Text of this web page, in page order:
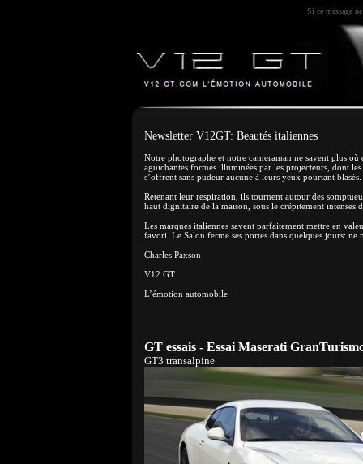
Si ce message
Newsletter V12GT: Beautés italiennes
Notre photographe et notre cameraman ne savent plus
aguichantes formes illuminées par les projecteurs, dont
s’offrent sans pudeur aucune à leurs yeux pourtant blasés.
Retenant leur respiration, ils tournent autour des
haut dignitaire de la maison, sous le crépitement intenses
Les marques italiennes savent parfaitement mettre en
favori. Le Salon ferme ses portes dans quelques jours: ne
Charles Paxson
V12 GT
L’émotion automobile
GT essais - Essai Maserati
GT3 transalpine